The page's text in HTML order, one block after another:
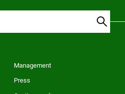
Management
Press